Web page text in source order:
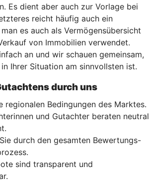
Es dient aber auch zur Vorlage bei
reicht häufig auch ein
es auch als Vermögensübersicht
von Immobilien verwendet.
an und wir schauen gemeinsam,
Ihrer Situation am sinnvollsten ist.
durch uns
regionalen Bedingungen des Marktes.
und Gutachter beraten neutral
durch den gesamten Bewertungs-
sind transparent und